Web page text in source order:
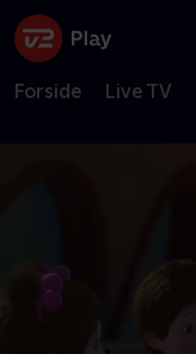
Forside Live TV